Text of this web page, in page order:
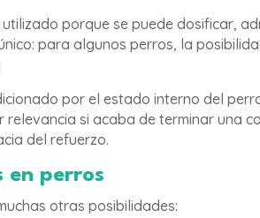
porque se puede dosificar,
para algunos perros, la
por el estado interno del
si acaba de terminar una
del refuerzo.
en perros
otras posibilidades: